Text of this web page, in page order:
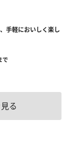
手軽においしく楽し
で
る